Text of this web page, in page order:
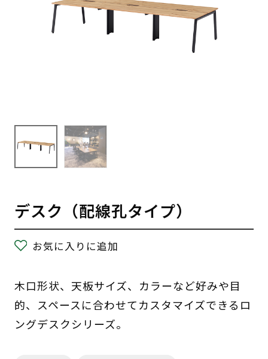
デスク（配線孔タイプ）
お気に入りに追加
木口形状、天板サイズ、カラーなど好みや目
的、スペースに合わせてカスタマイズできるロ
ングデスクシリーズ。